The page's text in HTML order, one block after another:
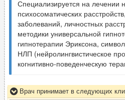
Специализируется на лечении
психосоматических
заболеваний, личностных
методики универсальной
гипнотерапии Эриксона,
НЛП (нейролингвистическое
когнитивно-поведенческую
Врач принимает в следующих